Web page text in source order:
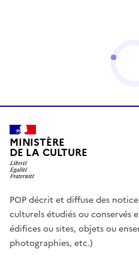
MINISTÈRE
DE LA CULTURE
POP décrit et diffuse des
culturels étudiés ou conservés
édifices ou sites, objets ou
photographies, etc.)